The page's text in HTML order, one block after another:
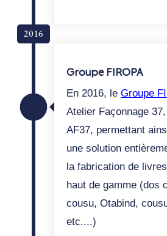
2016
Groupe FIROPA
En 2016, le Groupe
Atelier Façonnage
AF37, permettant
une solution
la fabrication de
haut de gamme (dos
cousu, Otabind,
etc....)